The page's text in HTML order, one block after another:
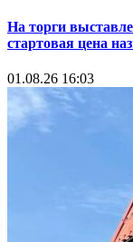
На торги
стартовая цена
01.08.26 16:03